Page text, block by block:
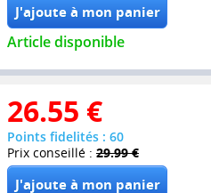
Article disponible
26.55 €
Points fidelités : 60
Prix conseillé : 29.99 €